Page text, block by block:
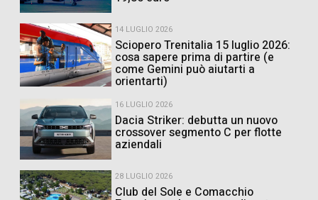
14 LUGLIO 2026
Sciopero Trenitalia 15 luglio 2026:
cosa sapere prima di partire (e
come Gemini può aiutarti a
orientarti)
16 LUGLIO 2026
Dacia Striker: debutta un nuovo
crossover segmento C per flotte
aziendali
28 LUGLIO 2026
Club del Sole e Comacchio